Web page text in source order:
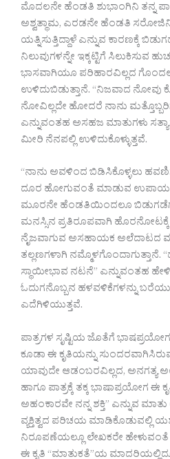
ಮೊದಲನೇ ಹೆಂಡತಿ ಶುಭಾಂಗಿನಿ ತನ್ನ
ಅಶ್ವತ್ಥಾಮ, ಎರಡನೇ ಹೆಂಡತಿ ಸರೋಜಿನಿ
ಯತ್ನಿಸುತ್ತಿದ್ದಾಳೆ ಎನ್ನುವ ಕಾರಣಕ್ಕೆ
ನಿಲುವುಗಳನ್ನೇ ಇಕ್ಕಟ್ಟಿಗೆ ಸಿಲುಕಿಸುವ
ಭಾಸವಾಗಿಯೂ ಪರಿಹಾರವಿಲ್ಲದ
ಉಳಿದುಬಿಡುತ್ತಾನೆ. “ನಿಜವಾದ ನೋವು
ನೋವಿಲ್ಲದೇ ಹೋದರೆ ನಾನು
ಎನ್ನುವಂತಹ ಅಸಹಜ ಮಾತುಗಳು
ಮೀರಿ ನೆನಪಲ್ಲಿ ಉಳಿದುಕೊಳ್ಳುತ್ತವೆ.
“ನಾನು ಅವಳಿಂದ ಬಿಡಿಸಿಕೊಳ್ಳಲು
ದೂರ ಹೋಗುವಂತೆ ಮಾಡುವ
ಮೂರನೇ ಹೆಂಡತಿಯಿಂದಲೂ ಬಿಡುಗಡೆಗೆ
ಮನಸ್ಸಿನ ಪ್ರತಿರೂಪವಾಗಿ ಹೊರನೋಟಕ್ಕೆ
ನೈಜವಾಗುವ ಅಸಹಾಯಕ ಅಲೆದಾಟದ
ತಲ್ಲಣಗಳಾಗಿ ನಮ್ಮೊಳಗೊಂದಾಗುತ್ತಾನೆ.
ಸ್ಥಾಯೀಭಾವ ನಟನೆ” ಎನ್ನುವಂತಹ
ಓದುಗನೊಬ್ಬನ ಹಳವಳಿಕೆಗಳನ್ನು
ಎದೆಗಿಳಿಯುತ್ತವೆ.
ಪಾತ್ರಗಳ ಸೃಷ್ಟಿಯ ಜೊತೆಗೆ
ಕೂಡಾ ಈ ಕೃತಿಯನ್ನು
ಯಾವುದೇ ಆಡಂಬರವಿಲ್ಲದ, ಅನಗತ್ಯ
ಹಾಗೂ ಪಾತ್ರಕ್ಕೆ ತಕ್ಕ ಭಾಷಾಪ್ರಯೋಗ ಈ
ಅಹಂಕಾರವೇ ನನ್ನ ಶಕ್ತಿ” ಎನ್ನುವ
ವ್ಯಕ್ತಿತ್ವದ ಪರಿಚಯ ಮಾಡಿಕೊಡುವಲ್ಲಿ
ನಿರೂಪಣೆಯಲ್ಲೂ ಲೇಖಕರೇ ಹೇಳುವಂತೆ
ಈ ಕೃತಿ “ಮಾತುಕತೆ”ಯ